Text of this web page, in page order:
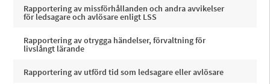
Rapportering av missförhållanden och andra avvikelser
för ledsagare och avlösare enligt LSS
Rapportering av otrygga händelser, förvaltning för
livslångt lärande
Rapportering av utförd tid som ledsagare eller avlösare